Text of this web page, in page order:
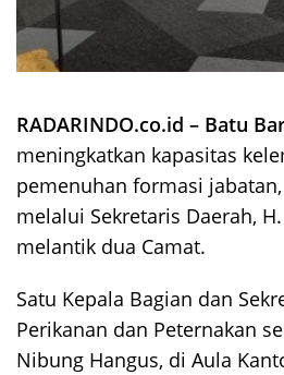
RADARINDO.co.id – Batu
meningkatkan kapasitas
pemenuhan formasi
melalui Sekretaris Daerah,
melantik dua Camat.
Satu Kepala Bagian dan
Perikanan dan Peternakan
Nibung Hangus, di Aula